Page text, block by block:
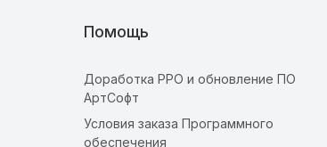
Помощь
Доработка РРО и обновление ПО
АртСофт
Условия заказа Программного
обеспечения